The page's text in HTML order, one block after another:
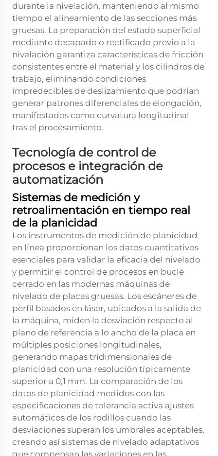
durante la nivelación, manteniendo al mismo
tiempo el alineamiento de las secciones más
gruesas. La preparación del estado superficial
mediante decapado o rectificado previo a la
nivelación garantiza características de fricción
consistentes entre el material y los cilindros de
trabajo, eliminando condiciones
impredecibles de deslizamiento que podrían
generar patrones diferenciales de elongación,
manifestados como curvatura longitudinal
tras el procesamiento.
Tecnología de control de
procesos e integración de
automatización
Sistemas de medición y
retroalimentación en tiempo real
de la planicidad
Los instrumentos de medición de planicidad
en línea proporcionan los datos cuantitativos
esenciales para validar la eficacia del nivelado
y permitir el control de procesos en bucle
cerrado en las modernas máquinas de
nivelado de placas gruesas. Los escáneres de
perfil basados en láser, ubicados a la salida de
la máquina, miden la desviación respecto al
plano de referencia a lo ancho de la placa en
múltiples posiciones longitudinales,
generando mapas tridimensionales de
planicidad con una resolución típicamente
superior a 0,1 mm. La comparación de los
datos de planicidad medidos con las
especificaciones de tolerancia activa ajustes
automáticos de los rodillos cuando las
desviaciones superan los umbrales aceptables,
creando así sistemas de nivelado adaptativos
que compensan las variaciones en las